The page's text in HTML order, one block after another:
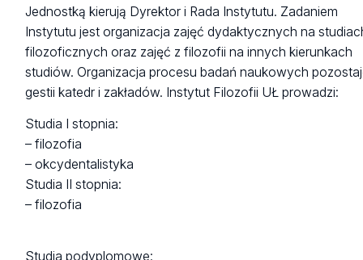
Jednostką kierują Dyrektor i Rada Instytutu. Zadaniem
Instytutu jest organizacja zajęć dydaktycznych na
filozoficznych oraz zajęć z filozofii na innych kierunkach
studiów. Organizacja procesu badań naukowych
gestii katedr i zakładów. Instytut Filozofii UŁ prowadzi:
Studia I stopnia:
– filozofia
– okcydentalistyka
Studia II stopnia:
– filozofia
Studia podyplomowe: